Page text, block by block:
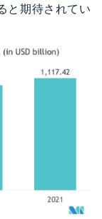
と期待されてい